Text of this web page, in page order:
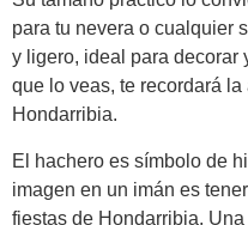
para tu nevera o cualquier
y ligero, ideal para decorar
que lo veas, te recordará
Hondarribia.
El hachero es símbolo de
imagen en un imán es
fiestas de Hondarribia.